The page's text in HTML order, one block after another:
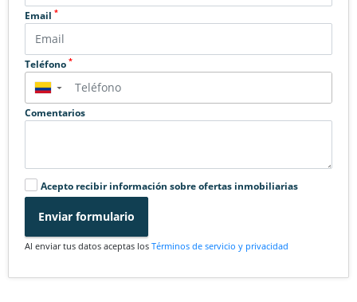
Email *
Teléfono *
▼
Comentarios
Acepto recibir información sobre ofertas inmobiliarias
Enviar formulario
Al enviar tus datos aceptas los Términos de servicio y privacidad